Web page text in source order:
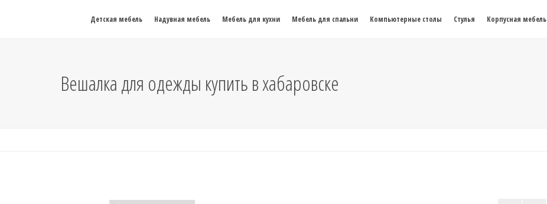
Детская мебель Надувная мебель Мебель для кухни Мебель для спальни Компьютерные столы Стулья Корпусная мебель
Вешалка для одежды купить в хабаровске